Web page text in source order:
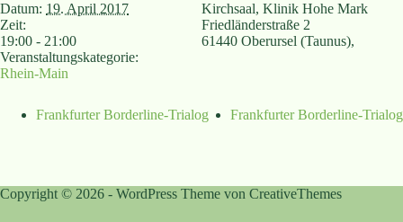
Datum: 19. April 2017
Zeit:
19:00 - 21:00
Veranstaltungskategorie:
Rhein-Main
Kirchsaal, Klinik Hohe Mark
Friedländerstraße 2
61440 Oberursel (Taunus),
Frankfurter Borderline-Trialog Frankfurter Borderline-Trialog
Copyright © 2026 - WordPress Theme von CreativeThemes